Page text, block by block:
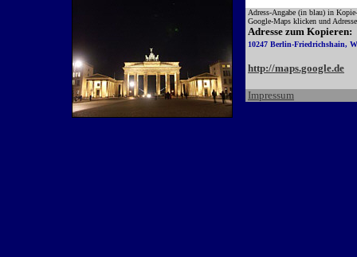
Adress-Angabe (in blau) in
Google-Maps klicken und
Adresse zum Kopieren:
10247 Berlin-Friedrichshain,
http://maps.google.de
Impressum